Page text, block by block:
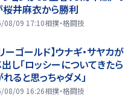
桜井麻衣から勝利
08/09 17:10相撲・格闘技
ーゴールド】ウナギ・サヤカが
し「ロッシーについてきたら
ると思っちゃダメ」
08/09 16:26相撲・格闘技